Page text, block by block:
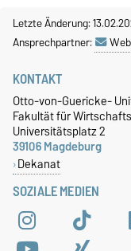
Letzte Änderung:
Ansprechpartner:
SOZIALE MEDIEN
KONTAKT
Otto-von-Guericke-
Fakultät für
Universitätsplatz 2
39106 Magdeburg
Dekanat